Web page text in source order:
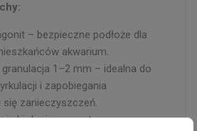
– bezpieczne podłoże dla
akwarium.
granulacja 1–2 mm – idealna do
i zapobiegania
się zanieczyszczeń.
biologiczną – stwarza